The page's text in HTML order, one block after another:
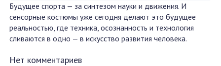
Будущее спорта — за синтезом науки и движения. И
сенсорные костюмы уже сегодня делают это будущее
реальностью, где техника, осознанность и технология
сливаются в одно — в искусство развития человека.
Нет комментариев